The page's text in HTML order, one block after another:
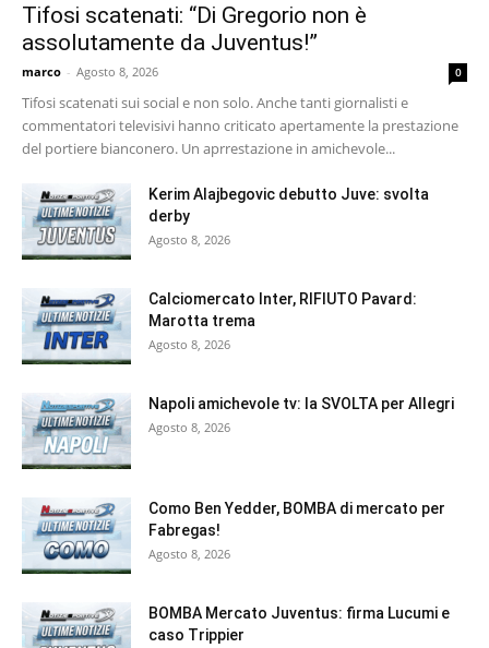
Tifosi scatenati: “Di Gregorio non è
assolutamente da Juventus!”
marco - Agosto 8, 2026 0
Tifosi scatenati sui social e non solo. Anche tanti giornalisti e
commentatori televisivi hanno criticato apertamente la prestazione
del portiere bianconero. Un aprrestazione in amichevole...
Kerim Alajbegovic debutto Juve: svolta
derby
Agosto 8, 2026
Calciomercato Inter, RIFIUTO Pavard:
Marotta trema
Agosto 8, 2026
Napoli amichevole tv: la SVOLTA per Allegri
Agosto 8, 2026
Como Ben Yedder, BOMBA di mercato per
Fabregas!
Agosto 8, 2026
BOMBA Mercato Juventus: firma Lucumi e
caso Trippier